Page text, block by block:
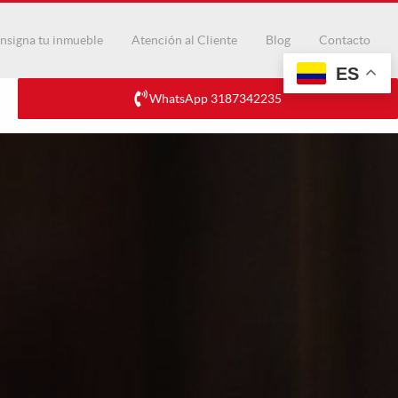
tu inmueble Atención al Cliente Blog Contacto
WhatsApp 3187342235
ES